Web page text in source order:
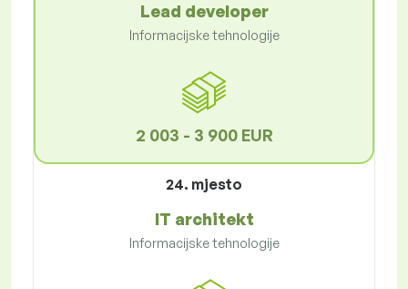
Lead developer
Informacijske tehnologije
2 003 - 3 900 EUR
24. mjesto
IT architekt
Informacijske tehnologije